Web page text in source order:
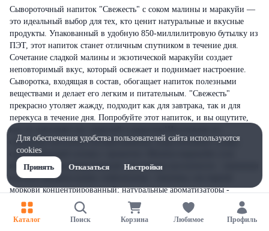
Сывороточный напиток "Свежесть" с соком малины и маракуйи —
это идеальный выбор для тех, кто ценит натуральные и вкусные
продукты. Упакованный в удобную 850-миллилитровую бутылку из
ПЭТ, этот напиток станет отличным спутником в течение дня.
Сочетание сладкой малины и экзотической маракуйи создает
неповторимый вкус, который освежает и поднимает настроение.
Сыворотка, входящая в состав, обогащает напиток полезными
веществами и делает его легким и питательным. "Свежесть"
прекрасно утоляет жажду, подходит как для завтрака, так и для
перекуса в течение дня. Попробуйте этот напиток, и вы ощутите,
как он наполняет вас энергией и радостью!Изготовлен из
сыворотки молочной пастеризованной; воды питьевой; сахара;
сокосодержащей основы с ароматом «Малина-маракуйя» (сок
яблочный концентрированный; регуляторы кислотности - лимонная
кислота, цитраты калия; стабилизатор - пектины; сок черной
моркови концентрированный; натуральные ароматизаторы -
"Малина", "Маракуйя") стабилизатора - карбоксиметилцел
Каталог Поиск Корзина Любимое Профиль
Для обеспечения удобства пользователей сайта используются
cookies
Принять
Отказаться Настройки